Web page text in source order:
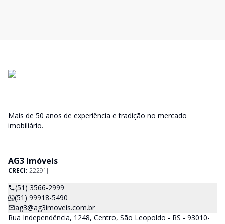
Mais de 50 anos de experiência e tradição no mercado
imobiliário.
AG3 Imóveis
CRECI: 22291J
(51) 3566-2999
(51) 99918-5490
ag3@ag3imoveis.com.br
Rua Independência, 1248, Centro, São Leopoldo - RS - 93010-